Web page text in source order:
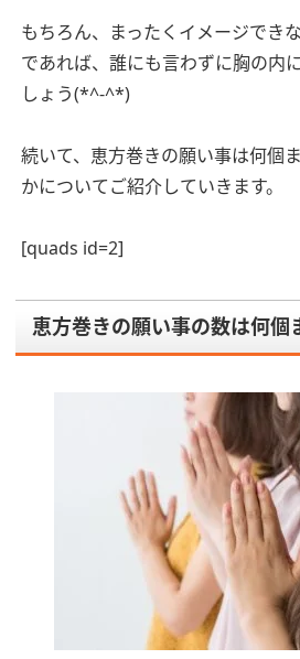
もちろん、まったくイメージでき
であれば、誰にも言わずに胸の内
しょう(*^-^*)
続いて、恵方巻きの願い事は何個
かについてご紹介していきます。
[quads id=2]
恵方巻きの願い事の数は何個